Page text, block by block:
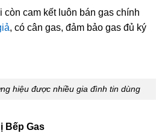
còn cam kết luôn bán gas chính
, có cân gas, đảm bảo gas đủ ký
hiệu được nhiều gia đình tin dùng
Bếp Gas